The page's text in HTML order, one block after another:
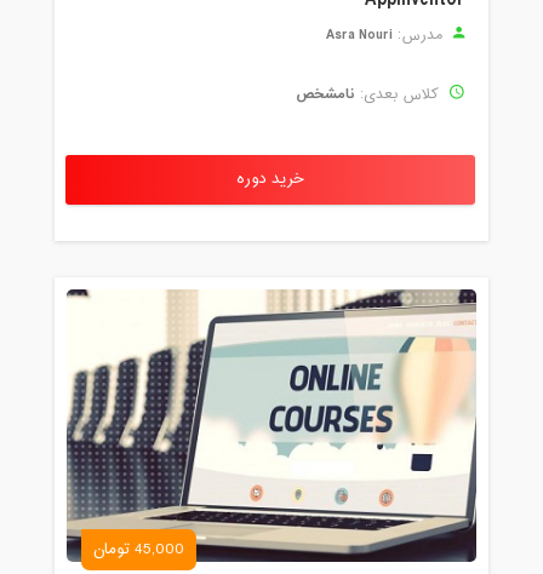
مدرس: Asra Nouri
کلاس بعدی: نامشخص
خرید دوره
45,000 تومان